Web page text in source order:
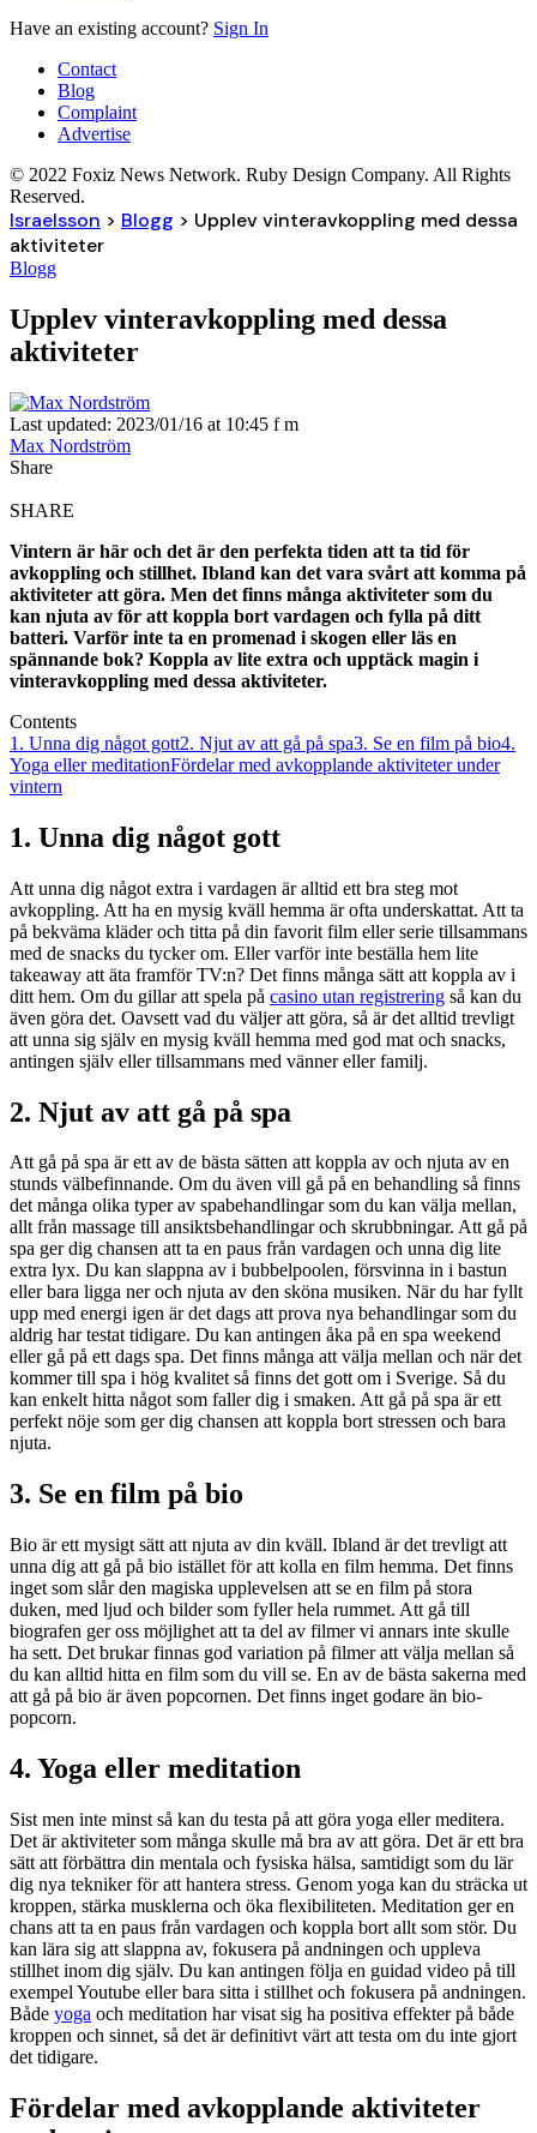
Have an existing account? Sign In
Contact
Blog
Complaint
Advertise
© 2022 Foxiz News Network. Ruby Design Company. All Rights
Reserved.
Israelsson > Blogg > Upplev vinteravkoppling med dessa
aktiviteter
Blogg
Upplev vinteravkoppling med dessa
aktiviteter
Last updated: 2023/01/16 at 10:45 f m
Max Nordström
Share
SHARE
Vintern är här och det är den perfekta tiden att ta tid för
avkoppling och stillhet. Ibland kan det vara svårt att komma på
aktiviteter att göra. Men det finns många aktiviteter som du
kan njuta av för att koppla bort vardagen och fylla på ditt
batteri. Varför inte ta en promenad i skogen eller läs en
spännande bok? Koppla av lite extra och upptäck magin i
vinteravkoppling med dessa aktiviteter.
Contents
1. Unna dig något gott2. Njut av att gå på spa3. Se en film på bio4.
Yoga eller meditationFördelar med avkopplande aktiviteter under
vintern
1. Unna dig något gott
Att unna dig något extra i vardagen är alltid ett bra steg mot
avkoppling. Att ha en mysig kväll hemma är ofta underskattat. Att ta
på bekväma kläder och titta på din favorit film eller serie tillsammans
med de snacks du tycker om. Eller varför inte beställa hem lite
takeaway att äta framför TV:n? Det finns många sätt att koppla av i
ditt hem. Om du gillar att spela på casino utan registrering så kan du
även göra det. Oavsett vad du väljer att göra, så är det alltid trevligt
att unna sig själv en mysig kväll hemma med god mat och snacks,
antingen själv eller tillsammans med vänner eller familj.
2. Njut av att gå på spa
Att gå på spa är ett av de bästa sätten att koppla av och njuta av en
stunds välbefinnande. Om du även vill gå på en behandling så finns
det många olika typer av spabehandlingar som du kan välja mellan,
allt från massage till ansiktsbehandlingar och skrubbningar. Att gå på
spa ger dig chansen att ta en paus från vardagen och unna dig lite
extra lyx. Du kan slappna av i bubbelpoolen, försvinna in i bastun
eller bara ligga ner och njuta av den sköna musiken. När du har fyllt
upp med energi igen är det dags att prova nya behandlingar som du
aldrig har testat tidigare. Du kan antingen åka på en spa weekend
eller gå på ett dags spa. Det finns många att välja mellan och när det
kommer till spa i hög kvalitet så finns det gott om i Sverige. Så du
kan enkelt hitta något som faller dig i smaken. Att gå på spa är ett
perfekt nöje som ger dig chansen att koppla bort stressen och bara
njuta.
3. Se en film på bio
Bio är ett mysigt sätt att njuta av din kväll. Ibland är det trevligt att
unna dig att gå på bio istället för att kolla en film hemma. Det finns
inget som slår den magiska upplevelsen att se en film på stora
duken, med ljud och bilder som fyller hela rummet. Att gå till
biografen ger oss möjlighet att ta del av filmer vi annars inte skulle
ha sett. Det brukar finnas god variation på filmer att välja mellan så
du kan alltid hitta en film som du vill se. En av de bästa sakerna med
att gå på bio är även popcornen. Det finns inget godare än bio-
popcorn.
4. Yoga eller meditation
Sist men inte minst så kan du testa på att göra yoga eller meditera.
Det är aktiviteter som många skulle må bra av att göra. Det är ett bra
sätt att förbättra din mentala och fysiska hälsa, samtidigt som du lär
dig nya tekniker för att hantera stress. Genom yoga kan du sträcka ut
kroppen, stärka musklerna och öka flexibiliteten. Meditation ger en
chans att ta en paus från vardagen och koppla bort allt som stör. Du
kan lära sig att slappna av, fokusera på andningen och uppleva
stillhet inom dig själv. Du kan antingen följa en guidad video på till
exempel Youtube eller bara sitta i stillhet och fokusera på andningen.
Både yoga och meditation har visat sig ha positiva effekter på både
kroppen och sinnet, så det är definitivt värt att testa om du inte gjort
det tidigare.
Fördelar med avkopplande aktiviteter